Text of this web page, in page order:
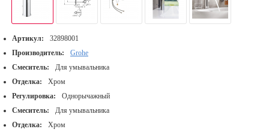
Артикул:
32898001
Производитель:
Grohe
Смеситель:
Для умывальника
Отделка:
Хром
Регулировка:
Однорычажный
Смеситель:
Для умывальника
Отделка:
Хром